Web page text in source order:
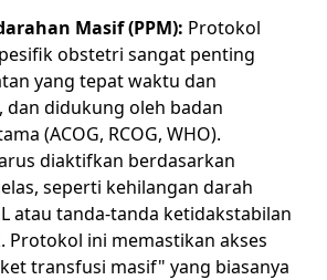
Masif (PPM): Protokol
obstetri sangat penting
yang tepat waktu dan
didukung oleh badan
(ACOG, RCOG, WHO).
diaktifkan berdasarkan
seperti kehilangan darah
atau tanda-tanda ketidakstabilan
Protokol ini memastikan akses
transfusi masif" yang biasanya